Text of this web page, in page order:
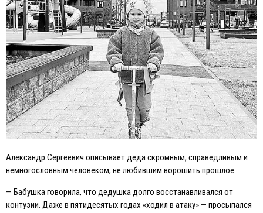
Александр Сергеевич описывает деда скромным, справедливым и
немногословным человеком, не любившим ворошить прошлое:
— Бабушка говорила, что дедушка долго восстанавливался от
контузии. Даже в пятидесятых годах «ходил в атаку» — просыпался